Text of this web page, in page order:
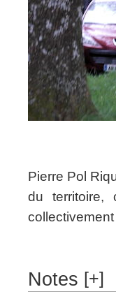
Pierre Pol
du territoire,
Notes [+]